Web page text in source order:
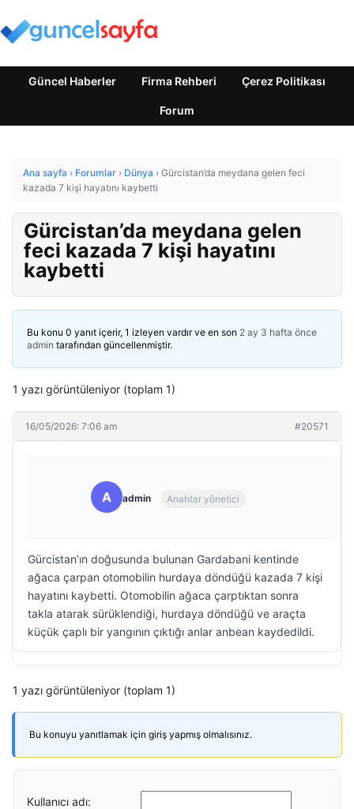
Güncel Haberler Firma Rehberi Çerez Politikası
Forum
Ana sayfa › Forumlar › Dünya › Gürcistan’da meydana gelen feci
kazada 7 kişi hayatını kaybetti
Gürcistan’da meydana gelen
feci kazada 7 kişi hayatını
kaybetti
Bu konu 0 yanıt içerir, 1 izleyen vardır ve en son 2 ay 3 hafta önce
admin tarafından güncellenmiştir.
1 yazı görüntüleniyor (toplam 1)
16/05/2026: 7:06 am #20571
A admin Anahtar yönetici
Gürcistan’ın doğusunda bulunan Gardabani kentinde
ağaca çarpan otomobilin hurdaya döndüğü kazada 7 kişi
hayatını kaybetti. Otomobilin ağaca çarptıktan sonra
takla atarak sürüklendiği, hurdaya döndüğü ve araçta
küçük çaplı bir yangının çıktığı anlar anbean kaydedildi.
1 yazı görüntüleniyor (toplam 1)
Bu konuyu yanıtlamak için giriş yapmış olmalısınız.
Kullanıcı adı: